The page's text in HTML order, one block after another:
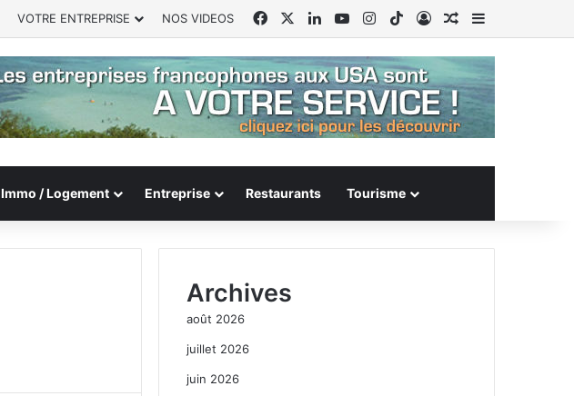
VOTRE ENTREPRISE NOS VIDEOS FacebookLinkedinYouTubeInstagram
TikTokConnexion
Article Aléatoire
Sidebar
Immo / Logement Entreprise Restaurants Tourisme
Archives
août 2026
juillet 2026
juin 2026